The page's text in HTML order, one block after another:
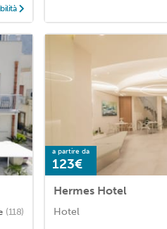
(118)
a partire da
123€
Hermes Hotel
Hotel